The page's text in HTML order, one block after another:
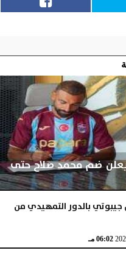
يعلن ضم محمد صلاح حتى
جيبوتي بالدور التمهيدي من
06:02 مـ